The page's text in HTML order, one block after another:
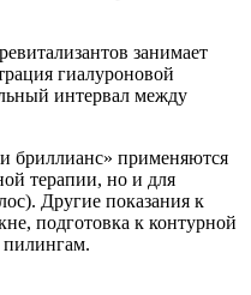
занимает
гиалуроновой
интервал между
бриллианс» применяются
терапии, но и для
Другие показания к
подготовка к контурной